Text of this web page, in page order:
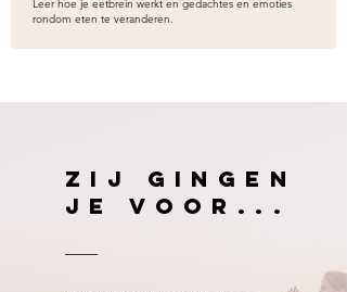
Leer hoe je eetbrein werkt en gedachtes en emoties
rondom eten te veranderen.
Zij gingen
je voor...